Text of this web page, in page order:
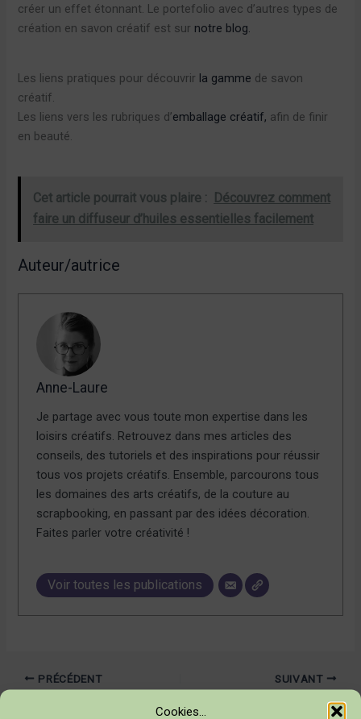
Cookies...
créer un effet étonnant. Le portefolio avec d’autres types de
création en savon créatif est sur notre blog.
Les liens pratiques pour découvrir la gamme de savon
créatif.
Les liens vers les rubriques d’emballage créatif, afin de finir
en beauté.
Cet article pourrait vous plaire :
Découvrez comment
faire un diffuseur d’huiles essentielles facilement
Auteur/autrice
Anne-Laure
Je partage avec vous toute mon expertise dans les
loisirs créatifs. Retrouvez dans mes articles des
conseils, des tutoriels et des inspirations pour réussir
tous vos projets créatifs. Ensemble, parcourons tous
les domaines des arts créatifs, de la couture au
scrapbooking, en passant par des idées décoration.
Faites parler votre créativité !
Voir toutes les publications
PRÉCÉDENT SUIVANT